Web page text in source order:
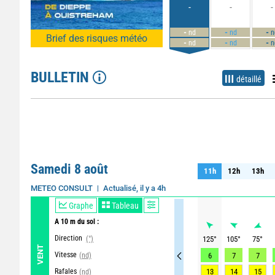
Brief des risques météo
-
- nd
- nd
-
- nd
- nd
-
-
-
BULLETIN détaillé
Samedi 8 août
METEO CONSULT Actualisé, il y a 4h
VENT
Graphe Tableau
A 10 m du sol :
Direction (°)
Vitesse (nd)
Rafales (nd)
11h 12h 13h
11h 12h 13h
125° 105° 75°
6
7 7
13
14 15